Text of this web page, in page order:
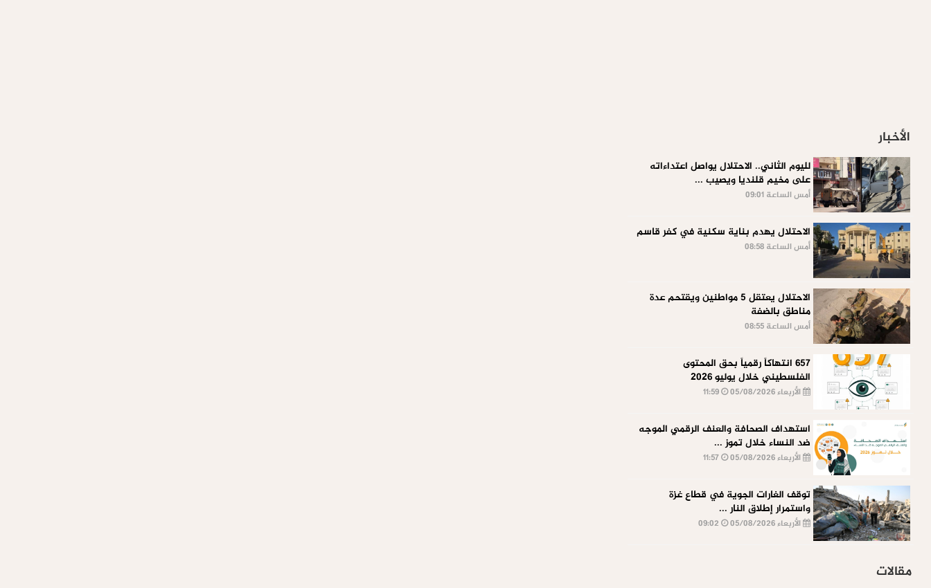
الأخبار
لليوم الثاني.. الاحتلال يواصل اعتداءاته
على مخيم قلنديا ويصيب ...
أمس الساعة 09:01
الاحتلال يهدم بناية سكنية في كفر قاسم
أمس الساعة 08:58
الاحتلال يعتقل 5 مواطنين ويقتحم عدة
مناطق بالضفة
أمس الساعة 08:55
657 انتهاكاً رقمياً بحق المحتوى
الفلسطيني خلال يوليو 2026
الأربعاء 05/08/2026
استهداف الصحافة والعنف الرقمي الموجه
ضد النساء خلال تموز ...
الأربعاء 05/08/2026
توقف الغارات الجوية في قطاع غزة
واستمرار إطلاق النار ...
الأربعاء 05/08/2026
مقالات